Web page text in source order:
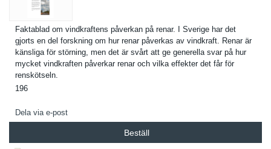
Faktablad om vindkrafte­ns påverkan på renar. I Sverige har det
gjorts en del forskning om hur renar påverkas av vindkraft. Renar är
känsliga för störning, men det är svårt att ge generella svar på hur
mycket vindkrafte­n påverkar renar och vilka effekter det får för
renskötsel­n.
196
Dela via e-post
Beställ